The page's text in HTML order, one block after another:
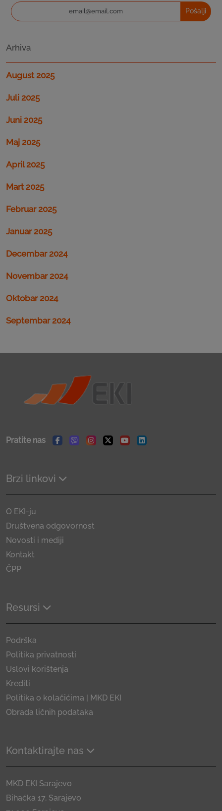
Pošalji
Arhiva
August 2025
Juli 2025
Juni 2025
Maj 2025
April 2025
Mart 2025
Februar 2025
Januar 2025
Decembar 2024
Novembar 2024
Oktobar 2024
Septembar 2024
Pratite nas
Facebook
ViberInstagram
TwitterYoutubeLinkedin
Brzi linkovi
O EKI-ju
Društvena odgovornost
Novosti i mediji
Kontakt
ČPP
Resursi
Podrška
Politika privatnosti
Uslovi korištenja
Krediti
Politika o kolačićima | MKD EKI
Obrada ličnih podataka
Kontaktirajte nas
MKD EKI Sarajevo
Bihaćka 17, Sarajevo